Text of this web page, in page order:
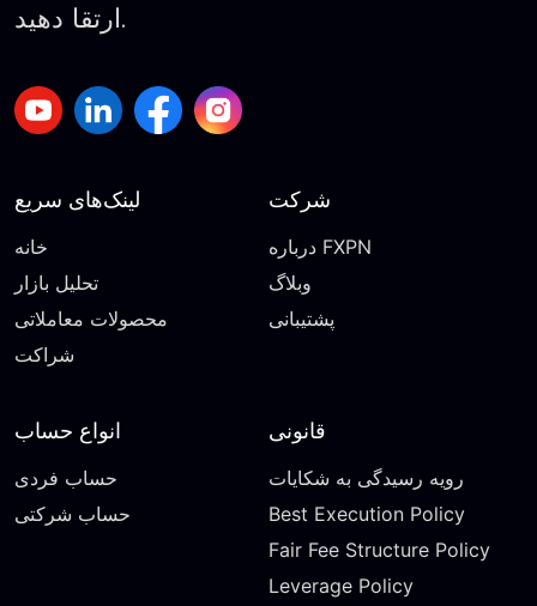
ارتقا دهید.
لینک‌های سریع
خانه
تحلیل بازار
محصولات معاملاتی
شراکت
شرکت
درباره FXPN
وبلاگ
پشتیبانی
انواع حساب
حساب فردی
حساب شرکتی
قانونی
رویه رسیدگی به شکایات
Best Execution Policy
Fair Fee Structure Policy
Leverage Policy